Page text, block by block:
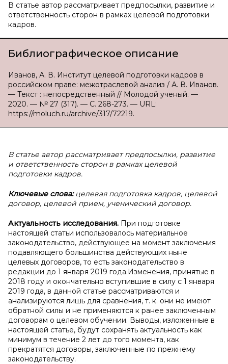
В статье автор рассматривает предпосылки, развитие и
ответственность сторон в рамках целевой подготовки
кадров.
Библиографическое описание
Иванов, А. В. Институт целевой подготовки кадров в
российском праве: межотраслевой анализ / А. В. Иванов.
— Текст : непосредственный // Молодой ученый. —
2020. — № 27 (317). — С. 268-273. — URL:
https://moluch.ru/archive/317/72219.
В статье автор рассматривает предпосылки, развитие
и ответственность сторон в рамках целевой
подготовки кадров.
Ключевые слова:целевая подготовка кадров, целевой
договор, целевой прием, ученический договор.
Актуальность исследования. При подготовке
настоящей статьи использовалось материальное
законодательство, действующее на момент заключения
подавляющего большинства действующих ныне
целевых договоров, то есть законодательство в
редакции до 1 января 2019 года.Изменения, принятые в
2018 году и окончательно вступившие в силу с 1 января
2019 года, в данной статье рассматриваются и
анализируются лишь для сравнения, т. к. они не имеют
обратной силы и не применяются к ранее заключенным
договорам о целевом обучении. Выводы, изложенные в
настоящей статье, будут сохранять актуальность как
минимум в течение 2 лет до того момента, как
прекратятся договоры, заключенные по прежнему
законодательству.